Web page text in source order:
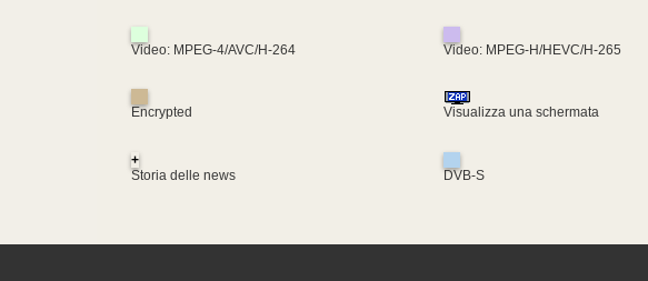
Video: MPEG-4/AVC/H-264 Video: MPEG-H/HEVC/H-265
Encrypted Visualizza una schermata
+
Storia delle news
DVB-S